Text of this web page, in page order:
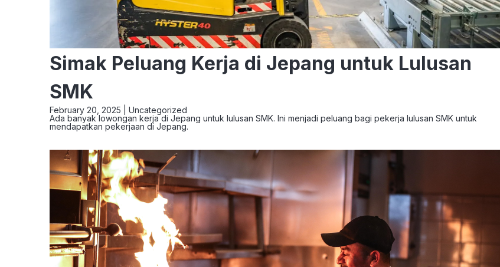
Simak Peluang Kerja di Jepang untuk Lulusan
SMK
February 20, 2025 | Uncategorized
Ada banyak lowongan kerja di Jepang untuk lulusan SMK. Ini menjadi peluang bagi pekerja lulusan SMK untuk
mendapatkan pekerjaan di Jepang.